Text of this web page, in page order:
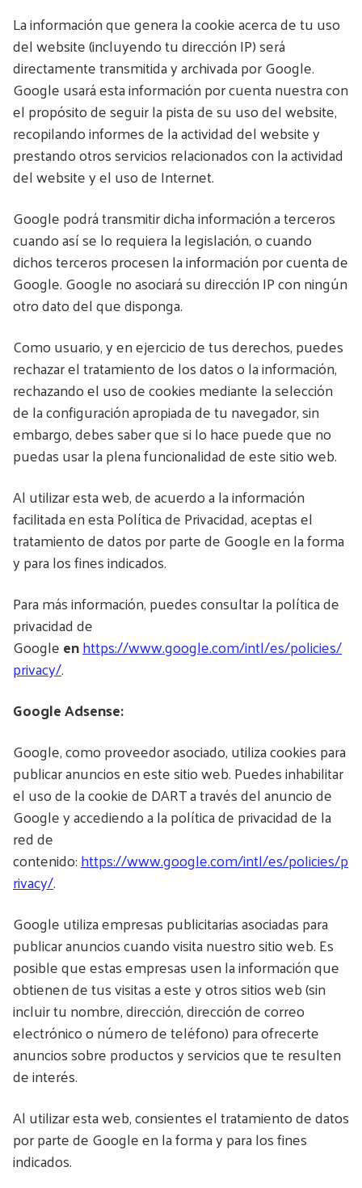
La información que genera la cookie acerca de tu uso
del website (incluyendo tu dirección IP) será
directamente transmitida y archivada por Google.
Google usará esta información por cuenta nuestra con
el propósito de seguir la pista de su uso del website,
recopilando informes de la actividad del website y
prestando otros servicios relacionados con la actividad
del website y el uso de Internet.
Google podrá transmitir dicha información a terceros
cuando así se lo requiera la legislación, o cuando
dichos terceros procesen la información por cuenta de
Google. Google no asociará su dirección IP con ningún
otro dato del que disponga.
Como usuario, y en ejercicio de tus derechos, puedes
rechazar el tratamiento de los datos o la información,
rechazando el uso de cookies mediante la selección
de la configuración apropiada de tu navegador, sin
embargo, debes saber que si lo hace puede que no
puedas usar la plena funcionalidad de este sitio web.
Al utilizar esta web, de acuerdo a la información
facilitada en esta Política de Privacidad, aceptas el
tratamiento de datos por parte de Google en la forma
y para los fines indicados.
Para más información, puedes consultar la política de
privacidad de
Googleenhttps://www.google.com/intl/es/policies/
privacy/.
Google Adsense:
Google, como proveedor asociado, utiliza cookies para
publicar anuncios en este sitio web. Puedes inhabilitar
el uso de la cookie de DART a través del anuncio de
Google y accediendo a la política de privacidad de la
red de
contenido:https://www.google.com/intl/es/policies/p
rivacy/.
Google utiliza empresas publicitarias asociadas para
publicar anuncios cuando visita nuestro sitio web. Es
posible que estas empresas usen la información que
obtienen de tus visitas a este y otros sitios web (sin
incluir tu nombre, dirección, dirección de correo
electrónico o número de teléfono) para ofrecerte
anuncios sobre productos y servicios que te resulten
de interés.
Al utilizar esta web, consientes el tratamiento de datos
por parte de Google en la forma y para los fines
indicados.